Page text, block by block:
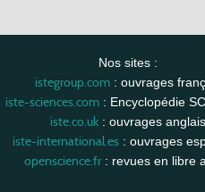
Nos sites :
istegroup.com: ouvrages
iste-sciences.com: Encyclopédie
iste.co.uk : ouvrages anglais
iste-international.es: ouvrages
openscience.fr: revues en libre